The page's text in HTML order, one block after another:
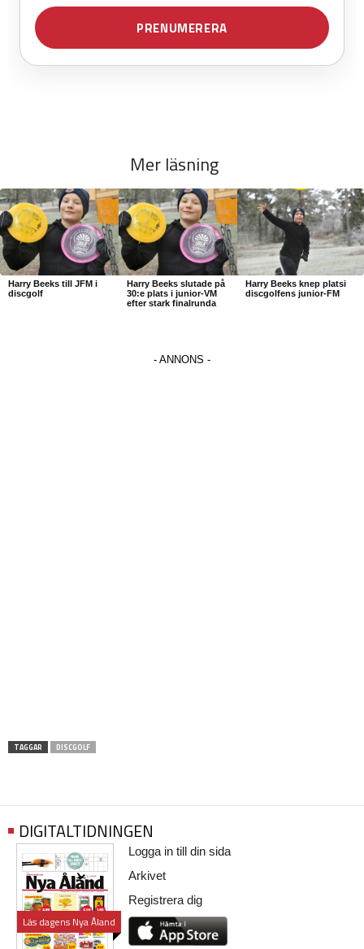
Mer läsning
Harry Beeks till JFM i
discgolf
Harry Beeks slutade på
30:e plats i junior-VM
efter stark finalrunda
Harry Beeks knep platsi
discgolfens junior-FM
TAGGAR DISCGOLF
DIGITALTIDNINGEN
Läs dagens Nya Åland
Logga in till din sida
Arkivet
Registrera dig